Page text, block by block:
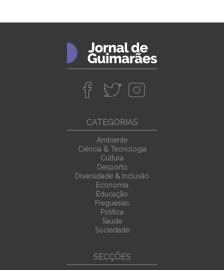
CATEGORIAS
Ambiente
Ciência & Tecnologia
Cultura
Desporto
Diversidade & Inclusão
Economia
Educação
Freguesias
Política
Saúde
Sociedade
SECÇÕES